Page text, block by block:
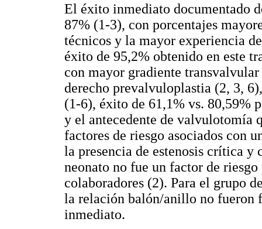
El éxito inmediato documentado
87% (1-3), con porcentajes
técnicos y la mayor experiencia
éxito de 95,2% obtenido en este
con mayor gradiente
derecho prevalvuloplastia (2, 3,
(1-6), éxito de 61,1% vs. 80,59%
y el antecedente de valvulotomía
factores de riesgo asociados con
la presencia de estenosis crítica y
neonato no fue un factor de
colaboradores (2). Para el grupo
la relación balón/anillo no fueron
inmediato.